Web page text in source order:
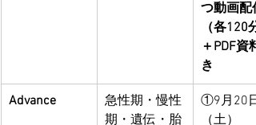
つ動画配信
（各120
＋PDF資
き
Advance
急性期・慢性
期・遺伝・胎
①9月20日
（土）